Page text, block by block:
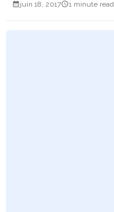
juin 18, 2017 1 minute read